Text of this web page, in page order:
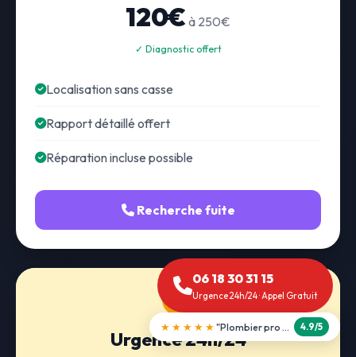
120€ à 250€
✓ Diagnostic offert
Localisation sans casse
Rapport détaillé offert
Réparation incluse possible
Recherche fuite
Urgence 24h/24
06 18 30 31 15
Urgence 24h/24 · Appel Gratuit
★★★★★ "Débouchage WC en 30 min" 5.0/5